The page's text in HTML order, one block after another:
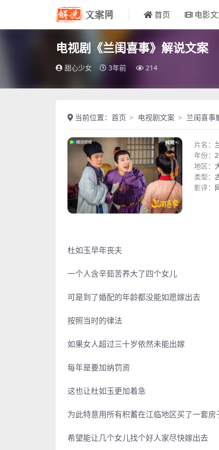
首页 电影
电视剧《兰闺喜事》解说文案
甜心少女 3年前 214
当前位置： 首页 电视剧文案 兰闺喜事
片名：
年份：
地区：
类型：
影评：
杜如玉早年丧夫
一个人含辛茹苦养大了四个女儿
可是到了婚配的年龄都没能如愿嫁出去
按照当时的律法
如果女人超过三十岁依然未能出嫁
每年是要加纳罚资
这也让杜如玉更加着急
为此特意用所有积蓄在江临地区买了一套房
希望能让几个女儿找个好人家尽快嫁出去